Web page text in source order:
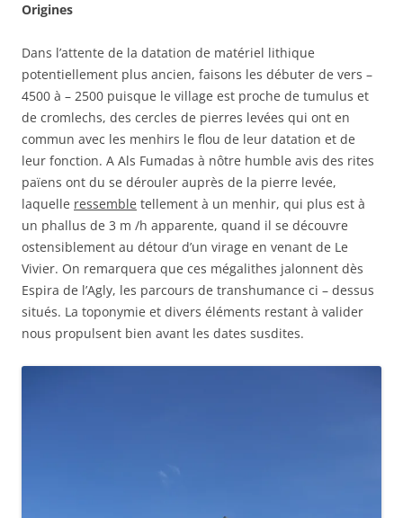
Origines
Dans l’attente de la datation de matériel lithique
potentiellement plus ancien, faisons les débuter de vers –
4500 à – 2500 puisque le village est proche de tumulus et
de cromlechs, des cercles de pierres levées qui ont en
commun avec les menhirs le flou de leur datation et de
leur fonction. A Als Fumadas à nôtre humble avis des rites
païens ont du se dérouler auprès de la pierre levée,
laquelle ressemble tellement à un menhir, qui plus est à
un phallus de 3 m /h apparente, quand il se découvre
ostensiblement au détour d’un virage en venant de Le
Vivier. On remarquera que ces mégalithes jalonnent dès
Espira de l’Agly, les parcours de transhumance ci – dessus
situés. La toponymie et divers éléments restant à valider
nous propulsent bien avant les dates susdites.